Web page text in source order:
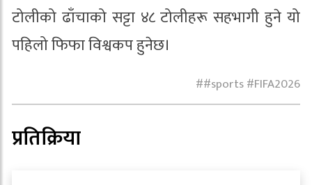
टोलीको ढाँचाको सट्टा ४८ टोलीहरू सहभागी हुने यो
पहिलो फिफा विश्वकप हुनेछ।
#sports #FIFA2026
प्रतिक्रिया